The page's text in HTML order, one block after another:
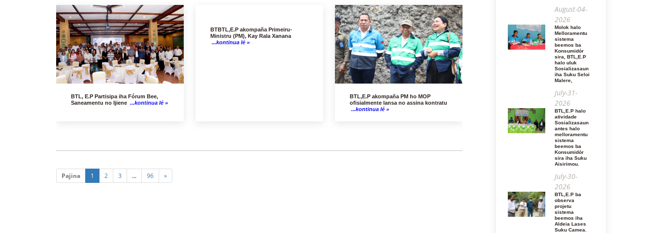
BTL, E.P Partisipa iha Fórum Bee,
Saneamentu no Ijiene ...kontinua lé »
BTBTL,E.P akompaña Primeiru-
Ministru (PM), Kay Rala Xanana
...kontinua lé »
BTL,E.P akompaña PM ho MOP
ofisialmente lansa no assina kontratu
...kontinua lé »
Pajina 1 2 3 ... 96 »
August-04-
2026
Molok halo
Melloramentu
sistema
beemos ba
Konsumidór
sira, BTL,E.P
halo uluk
Sosializasaun
iha Suku Seloi
Malere,
July-31-
2026
BTL,E.P halo
atividade
Sosializasaun
antes halo
melloramentu
sistema
beemos ba
Konsumidór
sira iha Suku
Aisirimou.
July-30-
2026
BTL,E.P ba
observa
projetu
sistema
beemos iha
Aldeia Lases
Suku Camea.